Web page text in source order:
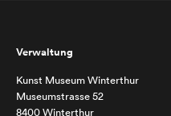
Verwaltung
Kunst Museum Winterthur
Museumstrasse 52
8400 Winterthur